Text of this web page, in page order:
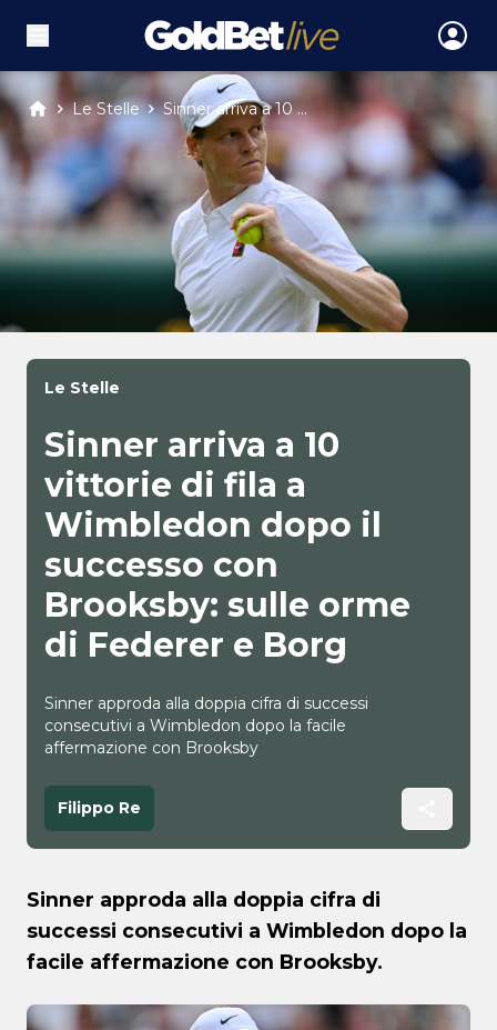
Le Stelle Sinner arriva a 10 ...
Le Stelle
Sinner arriva a 10
vittorie di fila a
Wimbledon dopo il
successo con
Brooksby: sulle orme
di Federer e Borg
Sinner approda alla doppia cifra di successi
consecutivi a Wimbledon dopo la facile
affermazione con Brooksby
Filippo Re
Sinner approda alla doppia cifra di
successi consecutivi a Wimbledon dopo la
facile affermazione con Brooksby.